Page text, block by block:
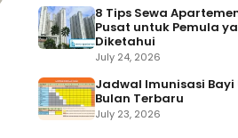
8 Tips Sewa
Pusat untuk Pemula
Diketahui
July 24, 2026
Jadwal Imunisasi Bayi
Bulan Terbaru
July 23, 2026